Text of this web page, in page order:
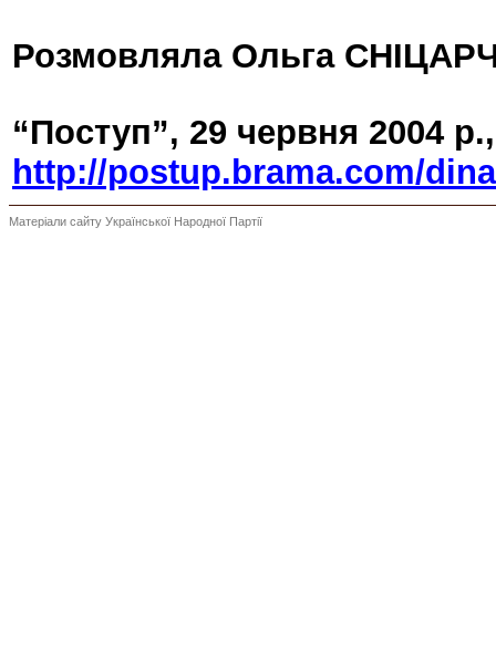
Розмовляла Ольга
“Поступ”, 29 червня 2004 р.,
http://postup.brama.com/
Матеріали сайту Української Народної Партії